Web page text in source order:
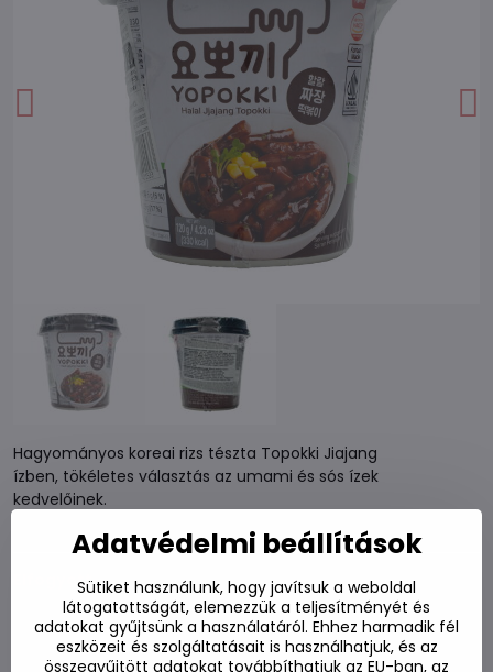
Hagyományos koreai rizs tészta Topokki Jiajang
ízben, tökéletes választás az umami és sós ízek
kedvelőinek.
Elfogyott
1180 Ft
930 FtÁFA nélkül
Adatvédelmi beállítások
Sütiket használunk, hogy javítsuk a weboldal
látogatottságát, elemezzük a teljesítményét és
adatokat gyűjtsünk a használatáról. Ehhez harmadik fél
eszközeit és szolgáltatásait is használhatjuk, és az
összegyűjtött adatokat továbbíthatjuk az EU-ban, az